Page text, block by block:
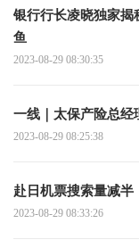
银行行长凌晓独家揭
鱼
2023-08-29 08:30:35
一线｜太保产险总经
2023-08-29 08:25:38
赴日机票搜索量减
2023-08-29 08:33:26